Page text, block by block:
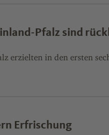
Pfalz sind
erzielten in den ersten
Erfrischung